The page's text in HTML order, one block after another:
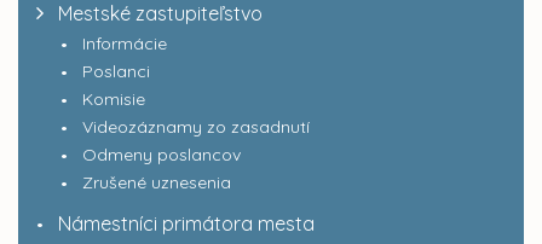
Mestské zastupiteľstvo
Informácie
Poslanci
Komisie
Videozáznamy zo zasadnutí
Odmeny poslancov
Zrušené uznesenia
Námestníci primátora mesta